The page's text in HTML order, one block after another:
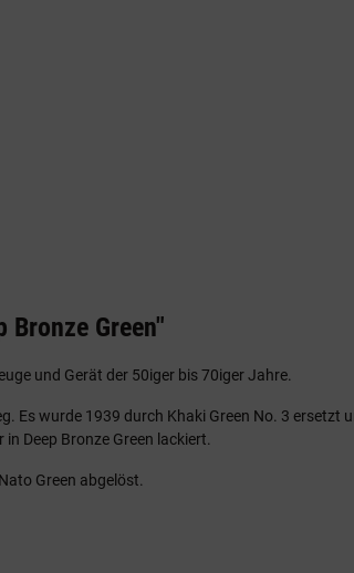
Bronze Green"
und Gerät der 50iger bis 70iger Jahre.
Es wurde 1939 durch Khaki Green No. 3
Deep Bronze Green lackiert.
Green abgelöst.